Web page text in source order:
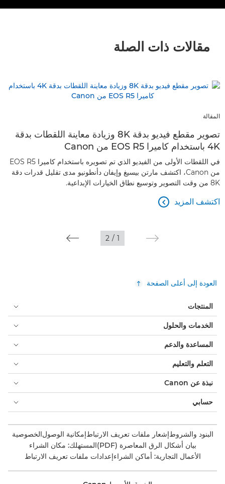
مقالات ذات الصلة
المقالة
تصوير مقطع فيديو بدقة 8K وزيادة معاينة اللقطات بدقة
4K باستخدام كاميرا EOS R5 من Canon
في اللقطات الأولى من الفيديو الذي تم تصويره باستخدام كاميرا EOS R5
من Canon، اكتشف مارتن بيسيغ وإيفان دأنطونيو مدى تقليل قدرات دقة
8K من وقت التصوير وتوسيع نطاق الخيارات الإبداعية.
اكتشف المزيد 
1
/
2
العودة إلى أعلى الصفحة
المنتجات
الخدمات والحلول
المساعدة والدعم
التعلم والتعليم
نبذة عن Canon
حسابي
البنود والشروطإشعار ملفات تعريف الارتباطإمكانية الوصولالخصوصية
بيان أشكال الرق المعاصرة (PDF)
المستهلك: مكان الشراء
الأعمال التجارية: أماكن الشراءإعدادات ملفات تعريف الارتباط